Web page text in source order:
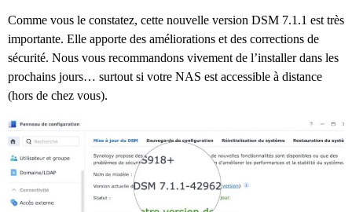
Comme vous le constatez, cette nouvelle version DSM 7.1.1 est très
importante. Elle apporte des améliorations et des corrections de
sécurité. Nous vous recommandons vivement de l’installer dans les
prochains jours… surtout si votre NAS est accessible à distance
(hors de chez vous).